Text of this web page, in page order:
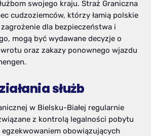
swojego kraju. Straż Graniczna
cudzoziemców, którzy łamią polskie
dla bezpieczeństwa i
mogą być wydawane decyzje o
oraz zakazy ponownego wjazdu
służb
w Bielsku-Białej regularnie
z kontrolą legalności pobytu
obowiązujących